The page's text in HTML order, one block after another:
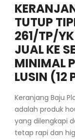
TUTUP
261/TP/
JUAL KE
MINIMAL
LUSIN (12
Keranjang Baju
adalah produk
yang dilengkapi
tetap rapi dan